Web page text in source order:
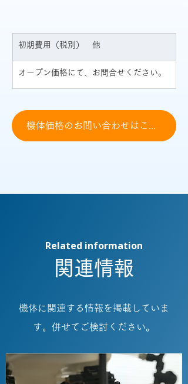
初期費用（税別）　他
オープン価格にて、お問合せください。
Related information
関連情報
機体に関連する情報を掲載していま
す。併せてご検討ください。